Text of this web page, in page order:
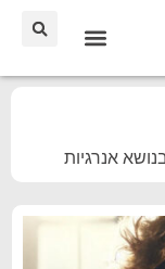
אנרגיות